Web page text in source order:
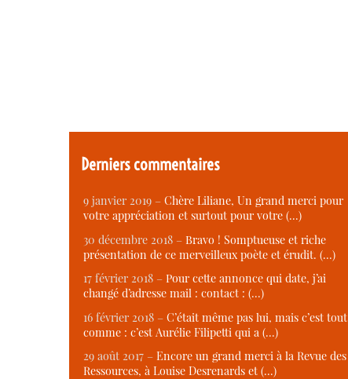
Derniers commentaires
9 janvier 2019 – Chère Liliane, Un grand merci pour
votre appréciation et surtout pour votre (…)
30 décembre 2018 – Bravo ! Somptueuse et riche
présentation de ce merveilleux poète et érudit. (…)
17 février 2018 – Pour cette annonce qui date, j’ai
changé d’adresse mail : contact : (…)
16 février 2018 – C’était même pas lui, mais c’est tout
comme : c’est Aurélie Filipetti qui a (…)
29 août 2017 – Encore un grand merci à la Revue des
Ressources, à Louise Desrenards et (…)